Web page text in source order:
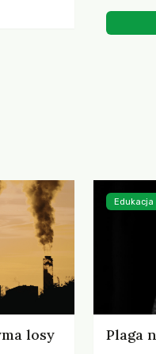
losy
Plaga
Edukacja